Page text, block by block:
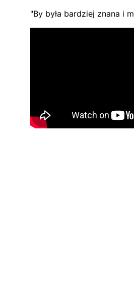
"By była bardziej znana i